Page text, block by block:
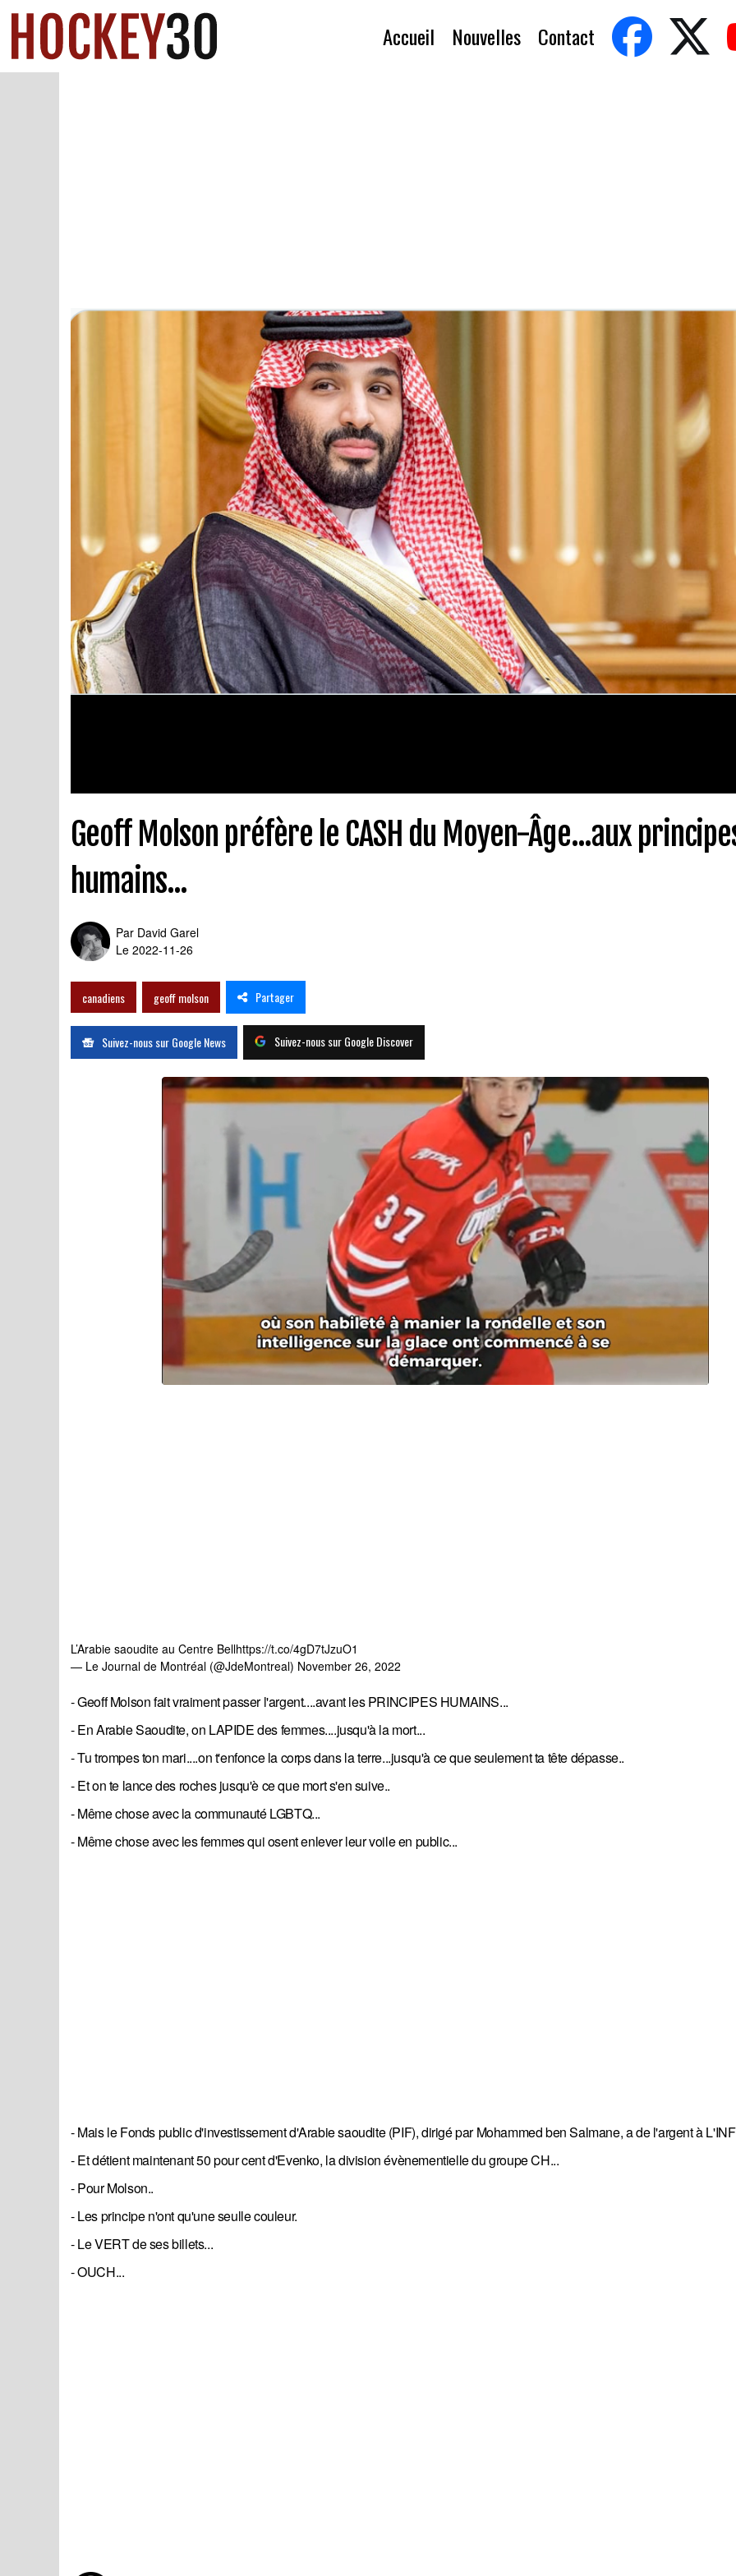
Accueil Nouvelles Contact
Geoff Molson préfère le CASH du Moyen-Âge...aux
humains...
Par David Garel
Le 2022-11-26
canadiens geoff molson Partager
Suivez-nous sur Google News Suivez-nous sur Google Discover
L’Arabie saoudite au Centre Bellhttps://t.co/4gD7tJzuO1
— Le Journal de Montréal (@JdeMontreal) November 26, 2022
- Geoff Molson fait vraiment passer l'argent....avant les PRINCIPES HUMAINS...
- En Arabie Saoudite, on LAPIDE des femmes....jusqu'à la mort...
- Tu trompes ton mari....on t'enfonce la corps dans la terre...jusqu'à ce que seulement ta tête dépasse..
- Et on te lance des roches jusqu'è ce que mort s'en suive..
- Même chose avec la communauté LGBTQ...
- Même chose avec les femmes qui osent enlever leur voile en public...
- Mais le Fonds public d'investissement d'Arabie saoudite (PIF), dirigé par Mohammed ben Salmane, a de l'argent à
- Et détient maintenant 50 pour cent d'Evenko, la division évènementielle du groupe CH...
- Pour Molson..
- Les principe n'ont qu'une seulle couleur.
- Le VERT de ses billets...
- OUCH...